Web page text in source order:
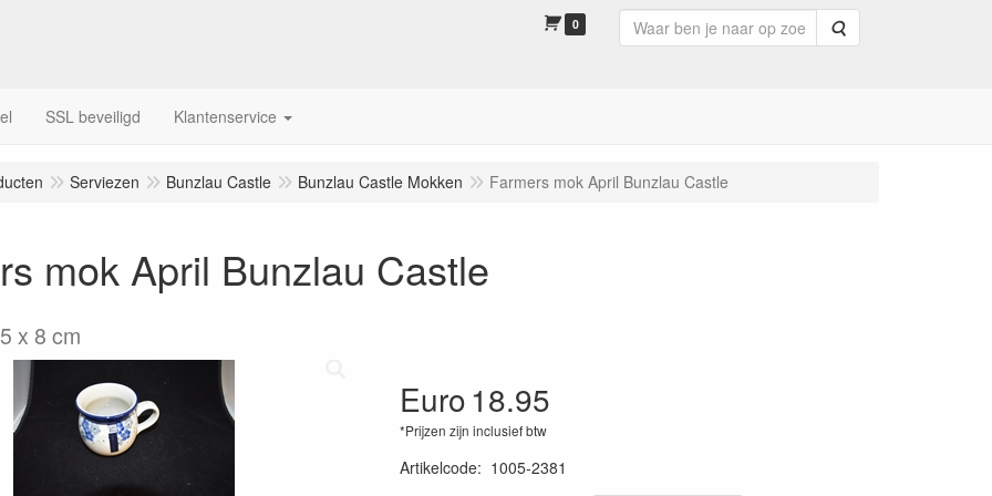
0 Zoeken
SSL beveiligd Klantenservice
Serviezen Bunzlau Castle Bunzlau Castle Mokken Farmers mok April Bunzlau Castle
mok April Bunzlau Castle
x 8 cm
Euro18.95
*Prijzen zijn inclusief btw
Artikelcode: 1005-2381